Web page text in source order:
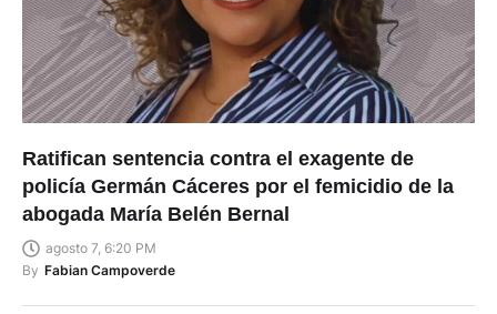
Ratifican sentencia contra el exagente de
policía Germán Cáceres por el femicidio de la
abogada María Belén Bernal
agosto 7, 6:20 PM
By Fabian Campoverde